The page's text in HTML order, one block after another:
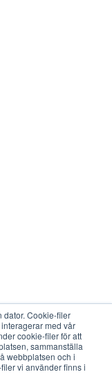
dator. Cookie-filer
med vår
cookie-filer för att
sammanställa
webbplatsen och i
vi använder finns i